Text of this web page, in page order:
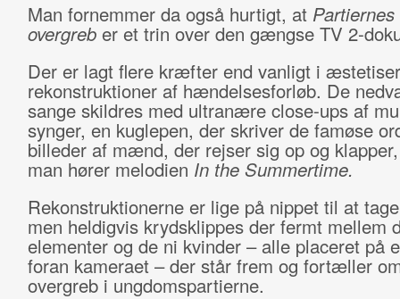
Man fornemmer da også hurtigt, at
overgreber et trin over den gængse TV 2-
Der er lagt flere kræfter end vanligt i
rekonstruktioner af hændelsesforløb. De
sange skildres med ultranære close-ups af
synger, en kuglepen, der skriver de famøse
billeder af mænd, der rejser sig op og
man hører melodien In the Summertime.
Rekonstruktionerne er lige på nippet til at
men heldigvis krydsklippes der fermt mellem
elementer og de ni kvinder – alle placeret på
foran kameraet – der står frem og fortæller
overgreb i ungdomspartierne.